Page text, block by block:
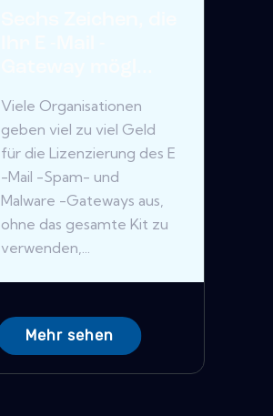
Viele Organisationen
geben viel zu viel Geld
für die Lizenzierung des E
-Mail -Spam- und
Malware -Gateways aus,
ohne das gesamte Kit zu
verwenden,...
Mehr sehen